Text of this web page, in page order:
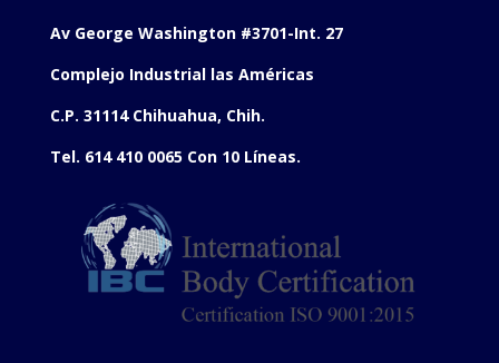
Av George Washington #3701-Int. 27
Complejo Industrial las Américas
C.P. 31114 Chihuahua, Chih.
Tel. 614 410 0065 Con 10 Líneas.